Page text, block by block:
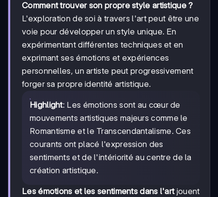
Comment trouver son propre style artistique ?
L'exploration de soi à travers l'art peut être une
voie pour développer un style unique. En
expérimentant différentes techniques et en
exprimant ses émotions et expériences
personnelles, un artiste peut progressivement
forger sa propre identité artistique.
Highlight: Les émotions sont au cœur de
mouvements artistiques majeurs comme le
Romantisme et le Transcendantalisme. Ces
courants ont placé l'expression des
sentiments et de l'intériorité au centre de la
création artistique.
Les émotions et les sentiments dans l'artjouent